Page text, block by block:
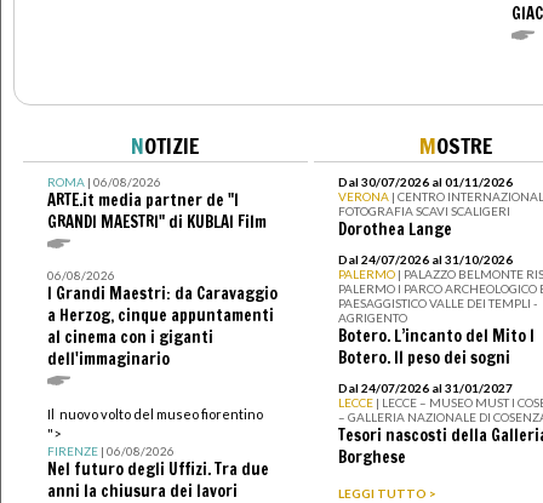
NOTIZIE
ROMA| 06/08/2026
ARTE.it media partner de "I
GRANDI MAESTRI" di KUBLAI Film
06/08/2026
I Grandi Maestri: da Caravaggio
a Herzog, cinque appuntamenti
al cinema con i giganti
dell'immaginario
Il nuovo volto del museo fiorentino
">
FIRENZE| 06/08/2026
Nel futuro degli Uffizi. Tra due
anni la chiusura dei lavori
MOSTRE
Dal 30/07/2026 al 01/11/2026
VERONA | CENTRO
FOTOGRAFIA SCAVI SCALIGERI
Dorothea Lange
Dal 24/07/2026 al 31/10/2026
PALERMO | PALAZZO BELMONTE
PALERMO I PARCO ARCHEOLOGICO
PAESAGGISTICO VALLE DEI TEMPLI -
AGRIGENTO
Botero. L’incanto del Mito I
Botero. Il peso dei sogni
Dal 24/07/2026 al 31/01/2027
LECCE | LECCE – MUSEO MUST I
– GALLERIA NAZIONALE DI
Tesori nascosti della
Borghese
LEGGI TUTTO >